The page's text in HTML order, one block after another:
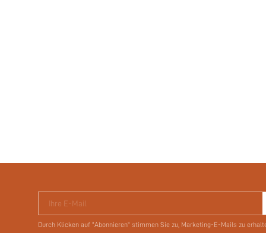
Ihre E-Mail
Durch Klicken auf "Abonnieren" stimmen Sie zu, Marketing-E-Mails zu